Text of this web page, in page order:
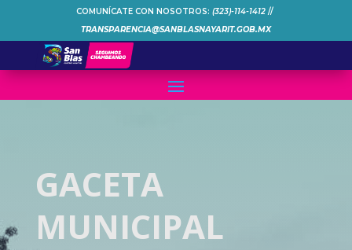
COMUNÍCATE CON NOSOTROS: (323)-114-1412//
TRANSPARENCIA@SANBLASNAYARIT.GOB.MX
GACETA
MUNICIPAL